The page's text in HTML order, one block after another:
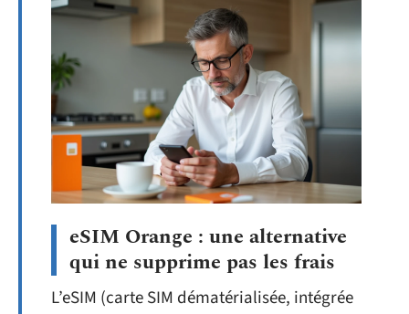
eSIM Orange : une alternative
qui ne supprime pas les frais
L’eSIM (carte SIM dématérialisée, intégrée